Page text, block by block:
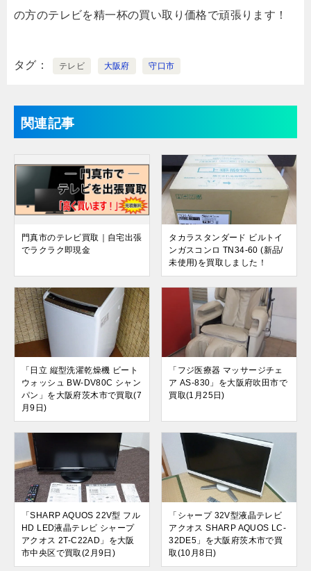
の方のテレビを精一杯の買い取り価格で頑張ります！
タグ テレビ 大阪府 守口市
関連記事
門真市のテレビ買取｜自宅出張
でラクラク即現金
タカラスタンダード ビルトイ
ンガスコンロ TN34-60 (新品/
未使用)を買取しました！
「日立 縦型洗濯乾燥機 ビート
ウォッシュ BW-DV80C シャン
パン」を大阪府茨木市で買取(7
月9日)
「フジ医療器 マッサージチェ
ア AS-830」を大阪府吹田市で
買取(1月25日)
「SHARP AQUOS 22V型 フル
HD LED液晶テレビ シャープ
アクオス 2T-C22AD」を大阪
市中央区で買取(2月9日)
「シャープ 32V型液晶テレビ
アクオス SHARP AQUOS LC-
32DE5」を大阪府茨木市で買
取(10月8日)